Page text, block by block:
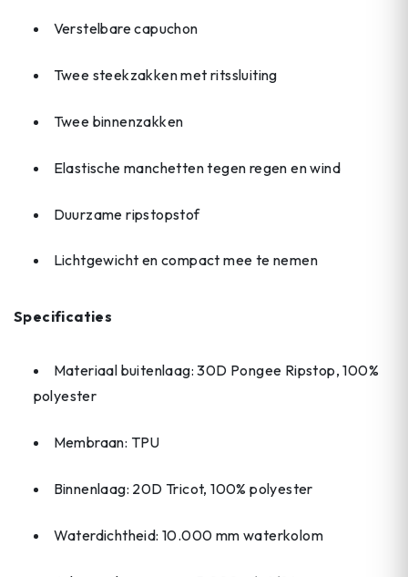
Verstelbare capuchon
Twee steekzakken met ritssluiting
Twee binnenzakken
Elastische manchetten tegen regen en wind
Duurzame ripstopstof
Lichtgewicht en compact mee te nemen
Specificaties
Materiaal buitenlaag: 30D Pongee Ripstop, 100%
polyester
Membraan: TPU
Binnenlaag: 20D Tricot, 100% polyester
Waterdichtheid: 10.000 mm waterkolom